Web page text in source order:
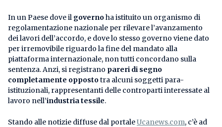
In un Paese dove il governoha istituito un organismo di
regolamentazione nazionale per rilevare l’avanzamento
dei lavori dell’accordo, e dove lo stesso governo viene dato
per irremovibile riguardo la fine del mandato alla
piattaforma internazionale, non tutti concordano sulla
sentenza. Anzi, si registrano pareri di segno
completamente oppostotra alcuni soggetti para-
istituzionali, rappresentanti delle controparti interessate al
lavoro nell’industria tessile.
Stando alle notizie diffuse dal portaleUcanews.com, c’è ad